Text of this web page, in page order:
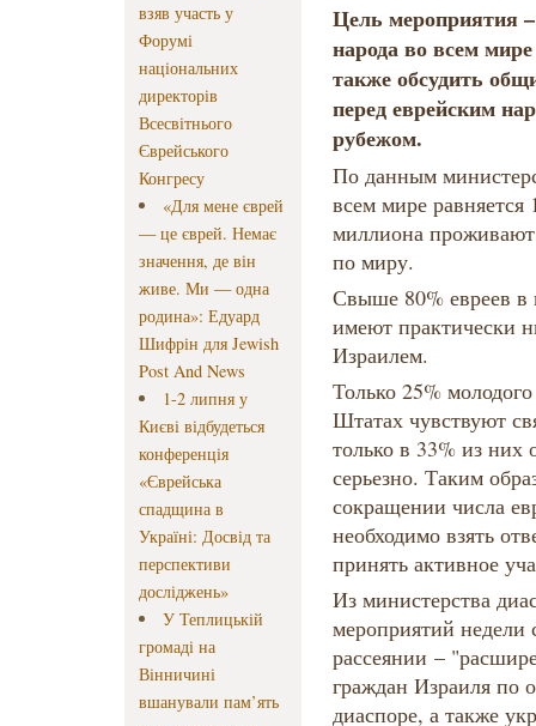
взяв участь у
Форумі
національних
директорів
Всесвітнього
Єврейського
Конгресу
«Для мене єврей
— це єврей. Немає
значення, де він
живе. Ми — одна
родина»: Едуард
Шифрін для Jewish
Post And News
1-2 липня у
Києві відбудеться
конференція
«Єврейська
спадщина в
Україні: Досвід та
перспективи
досліджень»
У Теплицькій
громаді на
Вінничині
вшанували пам’ять
Цель мероприятия
народа во всем
также обсудить
перед еврейским
рубежом.
По данным
всем мире
миллиона
по миру.
Свыше 80% евреев
имеют практически
Израилем.
Только 25%
Штатах чувствуют
только в 33% из них
серьезно. Таким
сокращении числа
необходимо взять
принять активное
Из министерства
мероприятий недели
рассеянии –
граждан Израиля по
диаспоре, а также